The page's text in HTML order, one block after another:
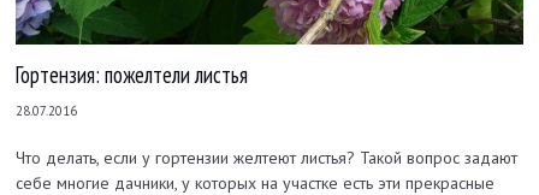
Гортензия: пожелтели листья
28.07.2016
Что делать, если у гортензии желтеют листья? Такой вопрос задают
себе многие дачники, у которых на участке есть эти прекрасные